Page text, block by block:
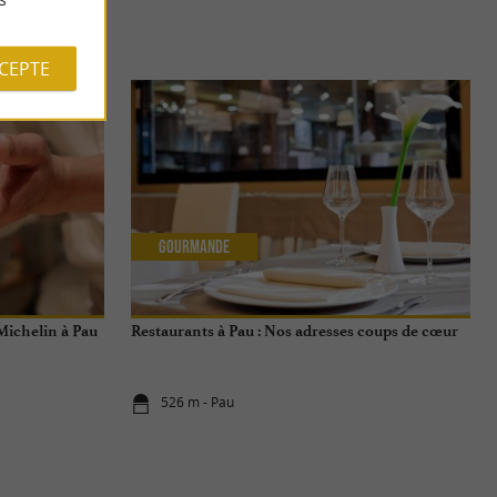
à Pau Restaurants à Pau : Nos adresses coups de cœur
526 m - Pau
Gourmande